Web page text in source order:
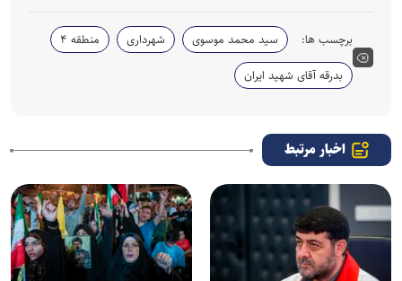
برچسب ها: سید محمد موسوی شهرداری
منطقه ۴
بدرقه آقای شهید ایران
اخبار مرتبط